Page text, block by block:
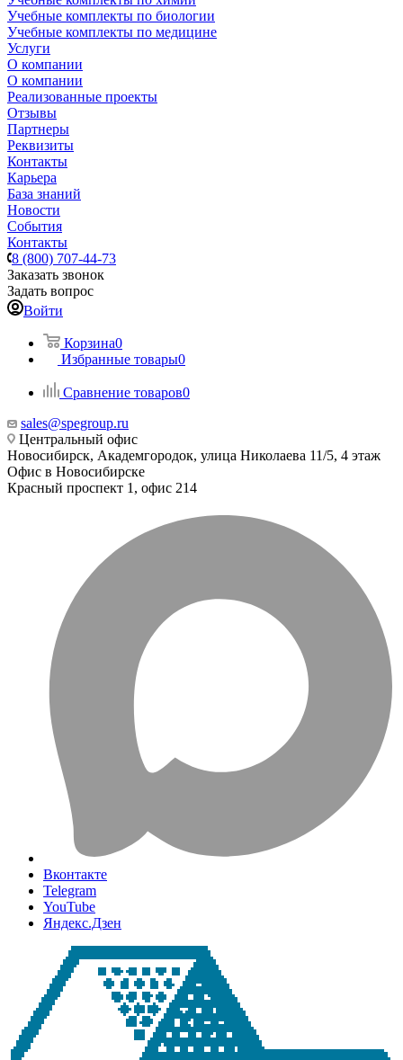
Учебные комплекты по биологии
Учебные комплекты по медицине
Услуги
О компании
О компании
Реализованные проекты
Отзывы
Партнеры
Реквизиты
Контакты
Карьера
База знаний
Новости
События
Контакты
8 (800) 707-44-73
Заказать звонок
Задать вопрос
Войти
Корзина0
Избранные товары0
Сравнение товаров0
sales@spegroup.ru
Центральный офис
Новосибирск, Академгородок, улица Николаева 11/5, 4 этаж
Офис в Новосибирске
Красный проспект 1, офис 214
Вконтакте
Telegram
YouTube
Яндекс.Дзен